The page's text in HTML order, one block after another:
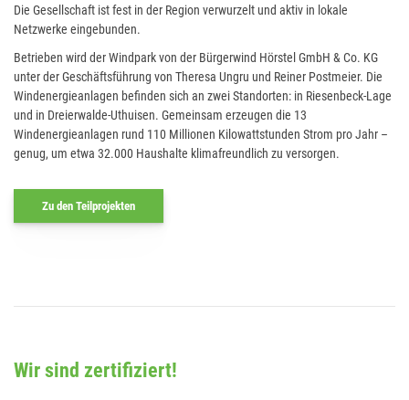
Die Gesellschaft ist fest in der Region verwurzelt und aktiv in lokale
Netzwerke eingebunden.
Betrieben wird der Windpark von der Bürgerwind Hörstel GmbH & Co. KG
unter der Geschäftsführung von Theresa Ungru und Reiner Postmeier. Die
Windenergieanlagen befinden sich an zwei Standorten: in Riesenbeck-Lage
und in Dreierwalde-Uthuisen. Gemeinsam erzeugen die 13
Windenergieanlagen rund 110 Millionen Kilowattstunden Strom pro Jahr –
genug, um etwa 32.000 Haushalte klimafreundlich zu versorgen.
Zu den Teilprojekten
Wir sind zertifiziert!